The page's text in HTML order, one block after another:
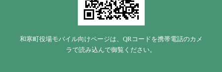
和寒町役場モバイル向けページは、QRコードを携帯電話のカメ
ラで読み込んで御覧ください。